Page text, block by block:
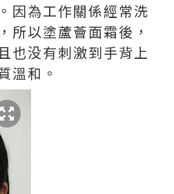
因為工作關係經常洗
所以塗蘆薈面霜後，
也没有刺激到手背上
溫和。